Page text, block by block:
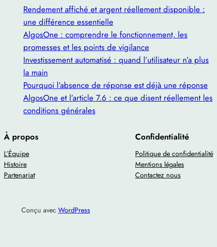
Rendement affiché et argent réellement disponible :
une différence essentielle
AlgosOne : comprendre le fonctionnement, les
promesses et les points de vigilance
Investissement automatisé : quand l’utilisateur n’a plus
la main
Pourquoi l’absence de réponse est déjà une réponse
AlgosOne et l’article 7.6 : ce que disent réellement les
conditions générales
À propos
L’Équipe
Histoire
Partenariat
Confidentialité
Politique de confidentialité
Mentions légales
Contactez nous
Conçu avec WordPress